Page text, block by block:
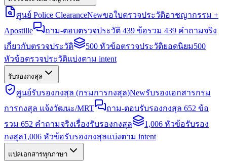
ศูนย์ Police ClearanceNewขอใบตรวจประวัติอาชญากรรม +
Apostille
ถาม-ตอบตรวจประวัติ 439 ข้อรวม 439 คำถามจริง
เกี่ยวกับตรวจประวัติ
500 หัวข้อตรวจประวัติยอดนิยม500
หัวข้อตรวจประวัติแบ่งตาม intent
รับรองกงสุล
ศูนย์รับรองกงสุล (กรมการกงสุล)Newรับรองเอกสารกรม
การกงสุล แจ้งวัฒนะ/MRT
ถาม-ตอบรับรองกงสุล 652 ข้อ
รวม 652 คำถามจริงเรื่องรับรองกงสุล
1,006 หัวข้อรับรอง
กงสุล1,006 หัวข้อรับรองกงสุลแบ่งตาม intent
แปลเอกสารทุกภาษา